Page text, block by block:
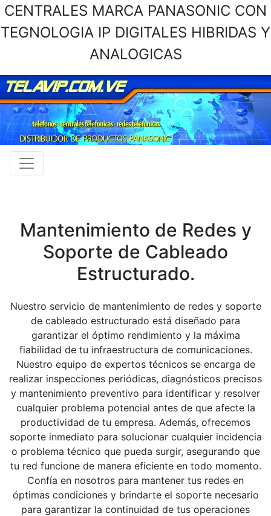
CENTRALES MARCA PANASONIC CON
TEGNOLOGIA IP DIGITALES HIBRIDAS Y
ANALOGICAS
Mantenimiento de Redes y
Soporte de Cableado
Estructurado.
Nuestro servicio de mantenimiento de redes y soporte
de cableado estructurado está diseñado para
garantizar el óptimo rendimiento y la máxima
fiabilidad de tu infraestructura de comunicaciones.
Nuestro equipo de expertos técnicos se encarga de
realizar inspecciones periódicas, diagnósticos precisos
y mantenimiento preventivo para identificar y resolver
cualquier problema potencial antes de que afecte la
productividad de tu empresa. Además, ofrecemos
soporte inmediato para solucionar cualquier incidencia
o problema técnico que pueda surgir, asegurando que
tu red funcione de manera eficiente en todo momento.
Confía en nosotros para mantener tus redes en
óptimas condiciones y brindarte el soporte necesario
para garantizar la continuidad de tus operaciones